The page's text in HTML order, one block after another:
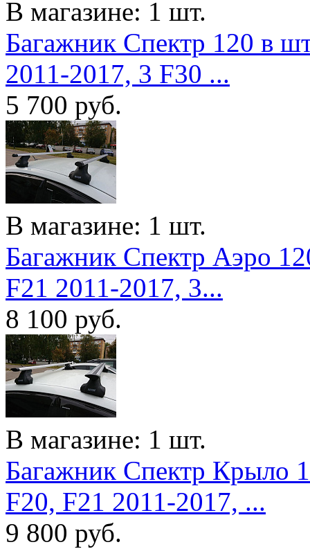
В магазине: 1 шт.
Багажник Спектр 120 в
2011-2017, 3 F30 ...
5 700 руб.
В магазине: 1 шт.
Багажник Спектр Аэро
F21 2011-2017, 3...
8 100 руб.
В магазине: 1 шт.
Багажник Спектр Крыло
F20, F21 2011-2017, ...
9 800 руб.